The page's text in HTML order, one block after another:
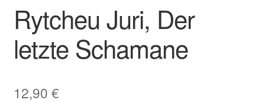
Rytcheu Juri, Der
letzte Schamane
12,90 €